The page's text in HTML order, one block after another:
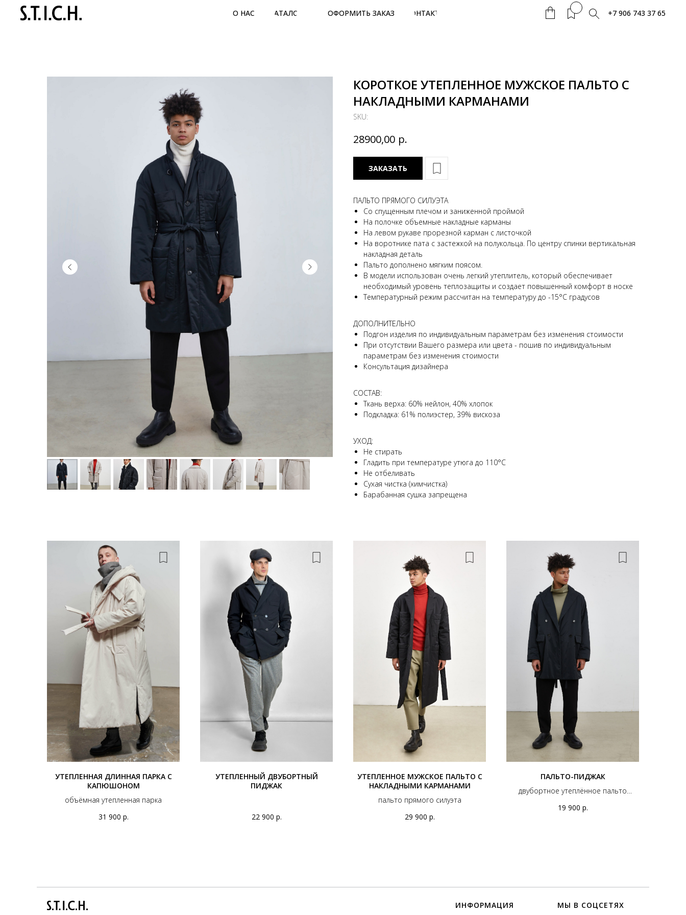
+7 906 743 37 65
О НАС КАТАЛОГ КОНТАКТЫ
ОФОРМИТЬ ЗАКАЗ
КОРОТКОЕ УТЕПЛЕННОЕ МУЖСКОЕ ПАЛЬТО С
НАКЛАДНЫМИ КАРМАНАМИ
SKU:
28900,00 р.
ЗАКАЗАТЬ
ПАЛЬТО ПРЯМОГО СИЛУЭТА
Со спущенным плечом и заниженной проймой
На полочке объемные накладные карманы
На левом рукаве прорезной карман с листочкой
На воротнике пата с застежкой на полукольца. По центру спинки вертикальная
накладная деталь
Пальто дополнено мягким поясом.
В модели использован очень легкий утеплитель, который обеспечивает
необходимый уровень теплозащиты и создает повышенный комфорт в носке
Температурный режим рассчитан на температуру до -15°C градусов
ДОПОЛНИТЕЛЬНО
Подгон изделия по индивидуальным параметрам без изменения стоимости
При отсутствии Вашего размера или цвета - пошив по индивидуальным
параметрам без изменения стоимости
Консультация дизайнера
СОСТАВ:
Ткань верха: 60% нейлон, 40% хлопок
Подкладка: 61% полиэстер, 39% вискоза
УХОД:
Не стирать
Гладить при температуре утюга до 110°С
Не отбеливать
Сухая чистка (химчистка)
Барабанная сушка запрещена
УТЕПЛЕННАЯ ДЛИННАЯ ПАРКА С
КАПЮШОНОМ
объёмная утепленная парка
31 900 р.
УТЕПЛЕННЫЙ ДВУБОРТНЫЙ
ПИДЖАК
22 900 р.
УТЕПЛЕННОЕ МУЖСКОЕ ПАЛЬТО С
НАКЛАДНЫМИ КАРМАНАМИ
пальто прямого силуэта
29 900 р.
ПАЛЬТО-ПИДЖАК
двубортное утеплённое пальто
19 900 р.
ИНФОРМАЦИЯ МЫ В СОЦСЕТЯХ